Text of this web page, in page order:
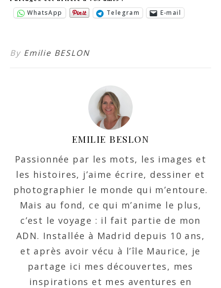
WhatsApp Telegram E-mail
By Emilie BESLON
EMILIE BESLON
Passionnée par les mots, les images et
les histoires, j’aime écrire, dessiner et
photographier le monde qui m’entoure.
Mais au fond, ce qui m’anime le plus,
c’est le voyage : il fait partie de mon
ADN. Installée à Madrid depuis 10 ans,
et après avoir vécu à l’île Maurice, je
partage ici mes découvertes, mes
inspirations et mes aventures en